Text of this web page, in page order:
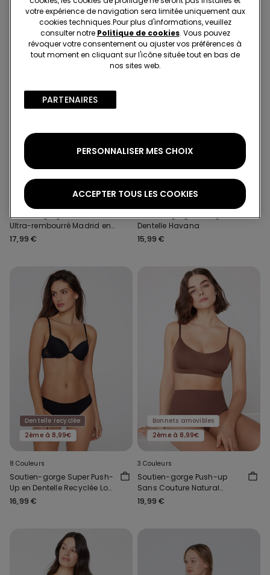
5 Couleurs
Soutien-gorge Bandeau
Ultra-rembourré Madrid en
Microfibre Recyclée
17,99 €
Dentelle Havana
15,99 €
Dentelle recyclée
2ème à 8,99€
8 Couleurs
Soutien-gorge Super Push-
Up en Dentelle Recyclée Los
Angeles
16,99 €
Bonnets amovibles
2ème à 8,99€
3 Couleurs
Soutien-gorge Push-up
Sans Couture Natural
Lifting Plus
19,99 €
votre expérience de navigation sera limitée uniquement aux
cookies techniques.​Pour plus d'informations, veuillez
consulter notre Politique de cookies. Vous pouvez
révoquer votre consentement ou ajuster vos préférences à
tout moment en cliquant sur l'icône située tout en bas de
nos sites web.
PARTENAIRES​
PERSONNALISER MES CHOIX
ACCEPTER TOUS LES COOKIES